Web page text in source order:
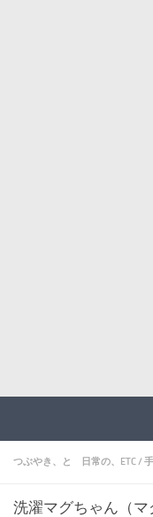
つぶやき、と 日常の、ETC/
洗濯マグちゃん（